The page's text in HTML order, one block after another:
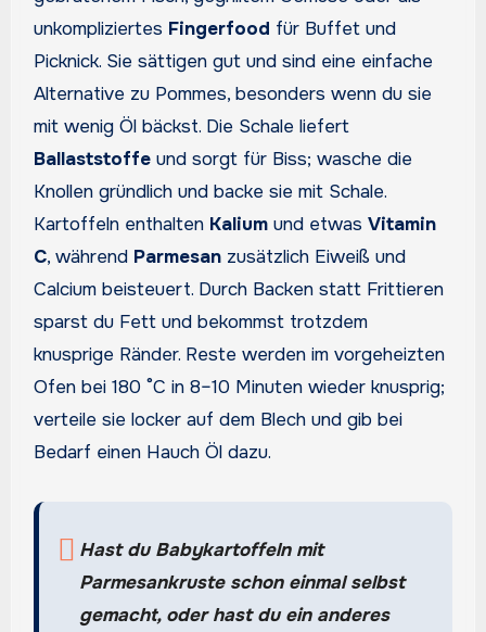
unkompliziertes Fingerfood für Buffet und
Picknick. Sie sättigen gut und sind eine einfache
Alternative zu Pommes, besonders wenn du sie
mit wenig Öl bäckst. Die Schale liefert
Ballaststoffeund sorgt für Biss; wasche die
Knollen gründlich und backe sie mit Schale.
Kartoffeln enthalten Kaliumund etwas Vitamin
C, während Parmesanzusätzlich Eiweiß und
Calcium beisteuert. Durch Backen statt Frittieren
sparst du Fett und bekommst trotzdem
knusprige Ränder. Reste werden im vorgeheizten
Ofen bei 180 °C in 8–10 Minuten wieder knusprig;
verteile sie locker auf dem Blech und gib bei
Bedarf einen Hauch Öl dazu.
Hast du Babykartoffeln mit
Parmesankruste schon einmal selbst
gemacht, oder hast du ein anderes